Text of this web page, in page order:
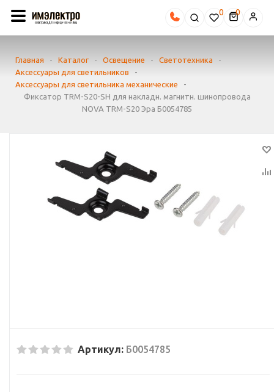
0
Главная - Каталог - Освещение - Светотехника
-
Аксессуары для светильников
-
Аксессуары для светильника механические
-
Фиксатор TRM-S20-SH для накладн. магнитн. шинопровода
NOVA TRM-S20 Эра Б0054785
Артикул: Б0054785